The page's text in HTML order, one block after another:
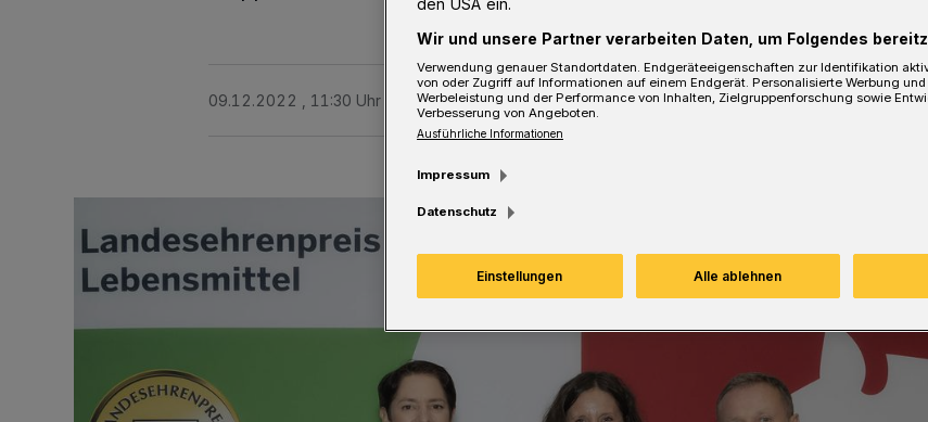
09.12.2022 , 11:30 Uhr 2 Minuten Lesezeit
den USA ein.
Wir und unsere Partner verarbeiten Daten, um Folgendes
Verwendung genauer Standortdaten. Endgeräteeigenschaften zur Identifikation
von oder Zugriff auf Informationen auf einem Endgerät. Personalisierte Werbung
Werbeleistung und der Performance von Inhalten, Zielgruppenforschung sowie
Verbesserung von Angeboten.
Ausführliche Informationen
Impressum
Datenschutz
Einstellungen Alle ablehnen